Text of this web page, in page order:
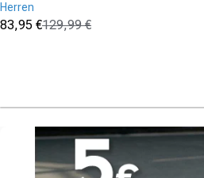
Herren
Verkaufspreis
83,95 €
Normaler Preis
129,99 €
Sternen.